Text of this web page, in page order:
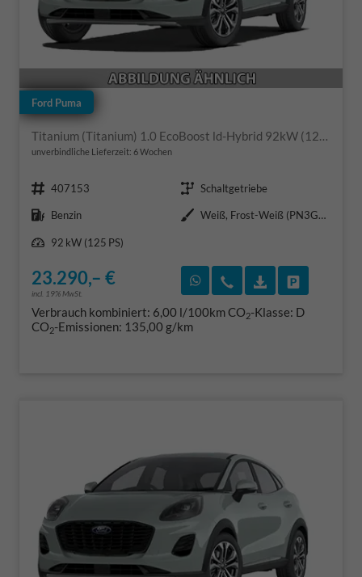
Ford Puma
Titanium (Titanium) 1.0 EcoBoost ld-Hybrid 92kW (125 PS) 7-Gang-DSG
unverbindliche Lieferzeit: 6 Wochen
Fahrzeugnr. 407153 Getriebe Schaltgetriebe
Kraftstoff Benzin Außenfarbe
Weiß, Frost-Weiß (PN3GZ0)
Leistung
92 kW (125 PS)
23.290,– €
incl. 19% MwSt.
Rückruf vereinbaren
Wir rufen Sie an
Verbrauch kombiniert: 6,00 l/100kmCO2-Klasse: D
CO2-Emissionen: 135,00 g/km